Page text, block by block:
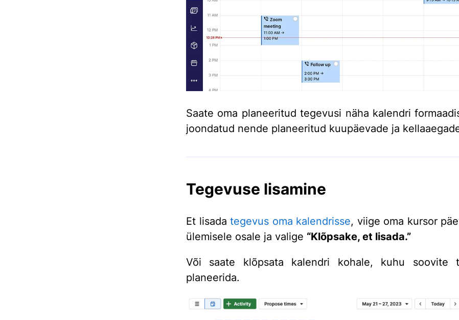
Saate oma planeeritud tegevusi näha kalendri
joondatud nende planeeritud kuupäevade ja
Tegevuse lisamine
Et lisadategevus oma kalendrisse, viige oma kursor
ülemisele osale ja valige “Klõpsake, et lisada.”
Või saate klõpsata kalendri kohale, kuhu soovite
planeerida.